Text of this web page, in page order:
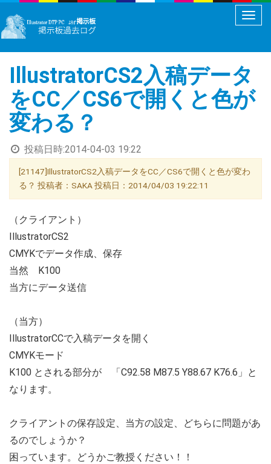
メ
ュ
ー
切
り
IllustratorCS2入稿データ
をCC／CS6で開くと色が
変わる？
投稿日時:2014-04-03 19:22
[21147]IllustratorCS2入稿データをCC／CS6で開くと色が変わ
る？ 投稿者：SAKA 投稿日：2014/04/03 19:22:11
（クライアント）
IllustratorCS2
CMYKでデータ作成、保存
当然 K100
当方にデータ送信
（当方）
IllustratorCCで入稿データを開く
CMYKモード
K100 とされる部分が 「C92.58 M87.5 Y88.67 K76.6」と
なります。
クライアントの保存設定、当方の設定、どちらに問題があ
るのでしょうか？
困っています。どうかご教授ください！！